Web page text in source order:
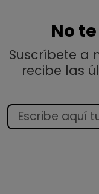
No
Suscríbete a
recibe las